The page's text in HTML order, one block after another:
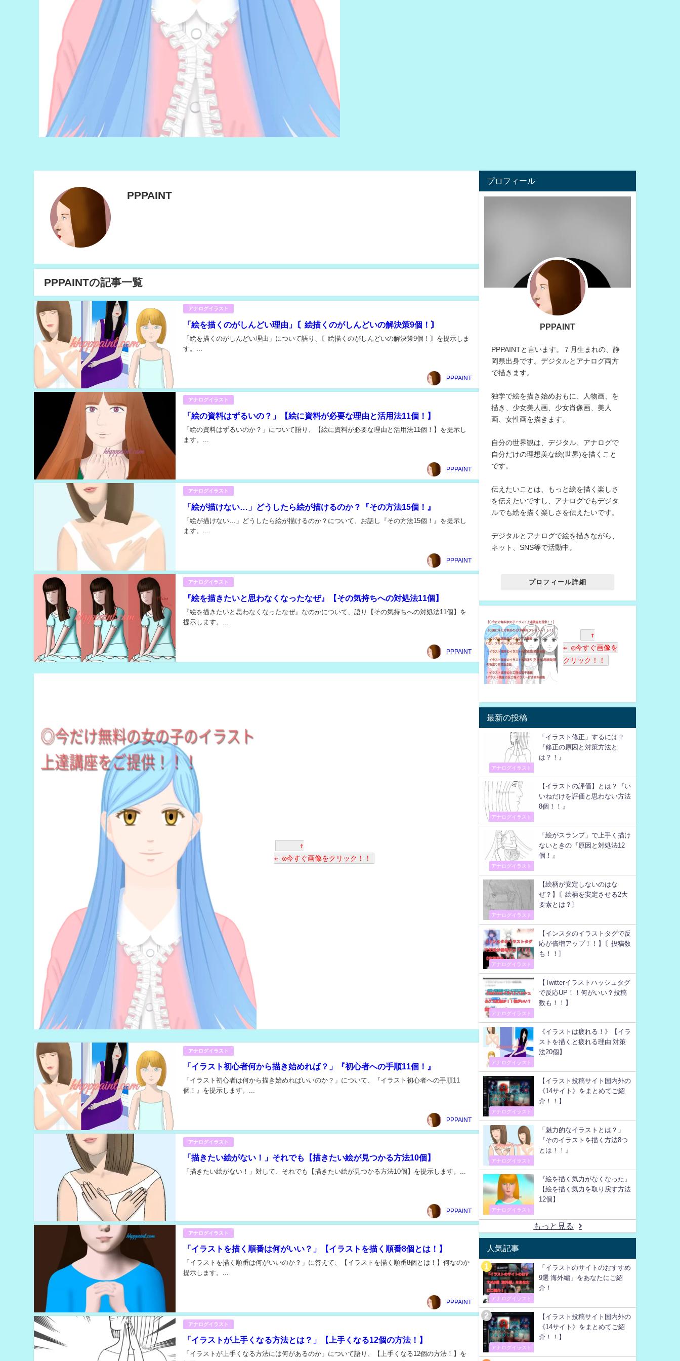
PPPAINT
PPPAINTの記事一覧
アナログイラスト
「絵を描くのがしんどい理由」〘絵描くのがしんどいの解決策9個！〙
「絵を描くのがしんどい理由」について語り、〘絵描くのがしんどいの解決策9個！〙を提示しま
す。...
PPPAINT
アナログイラスト
「絵の資料はずるいの？」【絵に資料が必要な理由と活用法11個！】
「絵の資料はずるいのか？」について語り、【絵に資料が必要な理由と活用法11個！】を提示し
ます。...
PPPAINT
アナログイラスト
「絵が描けない…」どうしたら絵が描けるのか？『その方法15個！』
「絵が描けない…」どうしたら絵が描けるのか？について、お話し『その方法15個！』を提示し
ます。...
PPPAINT
アナログイラスト
『絵を描きたいと思わなくなったなぜ』【その気持ちへの対処法11個】
『絵を描きたいと思わなくなったなぜ』なのかについて、語り【その気持ちへの対処法11個】を
提示します。...
PPPAINT
↑
← ◎今すぐ画像をクリック！！
アナログイラスト
「イラスト初心者何から描き始めれば？」『初心者への手順11個！』
「イラスト初心者は何から描き始めればいいのか？」について、『イラスト初心者への手順11
個！』を提示します。...
PPPAINT
アナログイラスト
「描きたい絵がない！」それでも【描きたい絵が見つかる方法10個】
「描きたい絵がない！」対して、それでも【描きたい絵が見つかる方法10個】を提示します。...
PPPAINT
アナログイラスト
「イラストを描く順番は何がいい？」【イラストを描く順番8個とは！】
「イラストを描く順番は何がいいのか？」に答えて、【イラストを描く順番8個とは！】何なのか
提示します。...
PPPAINT
アナログイラスト
「イラストが上手くなる方法とは？」【上手くなる12個の方法！】
「イラストが上手くなる方法には何があるのか」について語り、【上手くなる12個の方法！】を
プロフィール
PPPAINT
PPPAINTと言います。７月生まれの、静
岡県出身です。デジタルとアナログ両方
で描きます。
独学で絵を描き始めおもに、人物画、を
描き、少女美人画、少女肖像画、美人
画、女性画を描きます。
自分の世界観は、デジタル、アナログで
自分だけの理想美な絵(世界)を描くこと
です。
伝えたいことは、もっと絵を描く楽しさ
を伝えたいですし、アナログでもデジタ
ルでも絵を描く楽しさを伝えたいです。
デジタルとアナログで絵を描きながら、
ネット、SNS等で活動中。
プロフィール詳細
↑
← ◎今すぐ画像を
クリック！！
最新の投稿
アナログイラスト
「イラスト修正」するには？
『修正の原因と対策方法と
は？！』
アナログイラスト
【イラストの評価】とは？『い
いねだけを評価と思わない方法
8個！！』
アナログイラスト
「絵がスランプ」で上手く描け
ないときの『原因と対処法12
個！』
アナログイラスト
【絵柄が安定しないのはな
ぜ？】〘絵柄を安定させる2大
要素とは？〙
アナログイラスト
【インスタのイラストタグで反
応が倍増アップ！！】〘投稿数
も！！〙
アナログイラスト
【Twitterイラストハッシュタグ
で反応UP！！何がいい？投稿
数も！！】
アナログイラスト
《イラストは疲れる！》【イラ
ストを描くと疲れる理由 対策
法20個】
アナログイラスト
【イラスト投稿サイト国内外の
《14サイト》をまとめてご紹
介！！】
アナログイラスト
「魅力的なイラストとは？」
『そのイラストを描く方法8つ
とは！！』
アナログイラスト
『絵を描く気力がなくなった』
【絵を描く気力を取り戻す方法
12個】
もっと見る
人気記事
アナログイラスト
「イラストのサイトのおすすめ
9選 海外編」をあなたにご紹
介！
アナログイラスト
【イラスト投稿サイト国内外の
《14サイト》をまとめてご紹
介！！】